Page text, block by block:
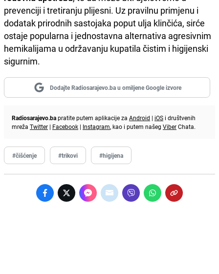
prevenciji i tretiranju plijesni. Uz pravilnu primjenu i
dodatak prirodnih sastojaka poput ulja klinčića, sirće
ostaje popularna i jednostavna alternativa agresivnim
hemikalijama u održavanju kupatila čistim i higijenski
sigurnim.
Dodajte Radiosarajevo.ba u omiljene Google izvore
Radiosarajevo.bapratite putem aplikacije za Android | iOS i društvenih
mreža Twitter | Facebook | Instagram, kao i putem našeg ViberChata.
#čišćenje #trikovi #higijena